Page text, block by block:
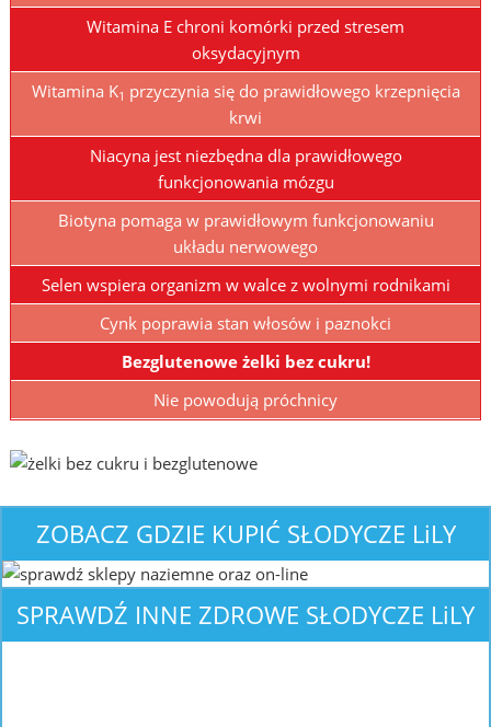
Witamina E chroni komórki przed stresem
oksydacyjnym
Witamina K1 przyczynia się do prawidłowego krzepnięcia
krwi
Niacyna jest niezbędna dla prawidłowego
funkcjonowania mózgu
Biotyna pomaga w prawidłowym funkcjonowaniu
układu nerwowego
Selen wspiera organizm w walce z wolnymi rodnikami
Cynk poprawia stan włosów i paznokci
Bezglutenowe żelki bez cukru!
Nie powodują próchnicy
ZOBACZ GDZIE KUPIĆ SŁODYCZE LiLY
SPRAWDŹ INNE ZDROWE SŁODYCZE LiLY